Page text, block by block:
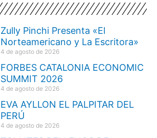
Zully Pinchi Presenta «El
Norteamericano y La Escritora»
4 de agosto de 2026
FORBES CATALONIA ECONOMIC
SUMMIT 2026
4 de agosto de 2026
EVA AYLLON EL PALPITAR DEL
PERÚ
4 de agosto de 2026